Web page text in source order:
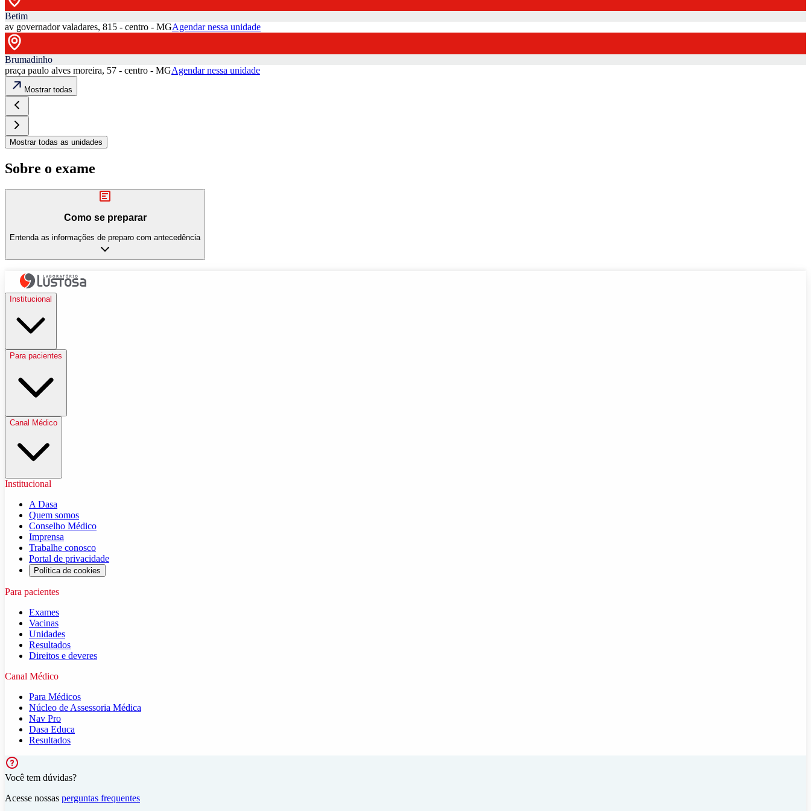
Betim
av governador valadares, 815 - centro - MGAgendar nessa unidade
Brumadinho
praça paulo alves moreira, 57 - centro - MGAgendar nessa unidade
Mostrar todas
Mostrar todas as unidades
Sobre o exame
Como se preparar
Entenda as informações de preparo com antecedência
Institucional
Para pacientes
Canal Médico
Institucional
A Dasa
Quem somos
Conselho Médico
Imprensa
Trabalhe conosco
Portal de privacidade
Política de cookies
Para pacientes
Exames
Vacinas
Unidades
Resultados
Direitos e deveres
Canal Médico
Para Médicos
Núcleo de Assessoria Médica
Nav Pro
Dasa Educa
Resultados
Você tem dúvidas?
Acesse nossas perguntas frequentes